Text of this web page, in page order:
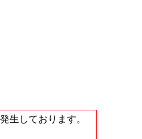
生しております。